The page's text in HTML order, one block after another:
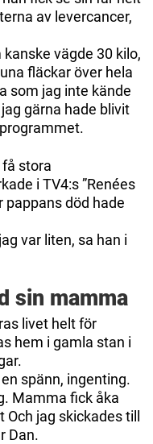
av levercancer,
vägde 30 kilo,
fläckar över hela
som jag inte kände
gärna hade blivit
stora
i TV4:s ”Renées
pappans död hade
var liten, sa han i
sin mamma
livet helt för
hem i gamla stan i
spänn, ingenting.
Mamma fick åka
jag skickades till
Dan.